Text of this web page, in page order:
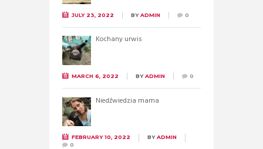
JULY 23, 2022 BYADMIN 0
Kochany urwis
MARCH 6, 2022 BYADMIN 0
Niedźwiedzia mama
FEBRUARY 10, 2022 BYADMIN
0